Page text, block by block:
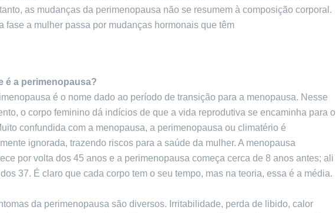
as mudanças da perimenopausa não se resumem à composição corporal.
fase a mulher passa por mudanças hormonais que têm
é a perimenopausa?
é o nome dado ao período de transição para a menopausa. Nesse
o corpo feminino dá indícios de que a vida reprodutiva se encaminha para o
confundida com a menopausa, a perimenopausa ou climatério é
ignorada, trazendo riscos para a saúde da mulher. A menopausa
por volta dos 45 anos e a perimenopausa começa cerca de 8 anos antes; ali
37. É claro que cada corpo tem o seu tempo, mas na teoria, essa é a média.
da perimenopausa são diversos. Irritabilidade, perda de libido, calor